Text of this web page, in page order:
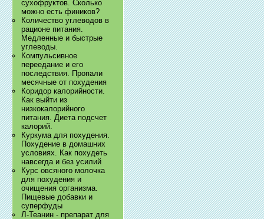
сухофруктов. Сколько
можно есть фиников?
Количество углеводов в
рационе питания.
Медленные и быстрые
углеводы.
Компульсивное
переедание и его
последствия. Пропали
месячные от похудения
Коридор калорийности.
Как выйти из
низкокалорийного
питания. Диета подсчет
калорий.
Куркума для похудения.
Похудение в домашних
условиях. Как похудеть
навсегда и без усилий
Курс овсяного молочка
для похудения и
очищения организма.
Пищевые добавки и
суперфуды
Л-Теанин - препарат для